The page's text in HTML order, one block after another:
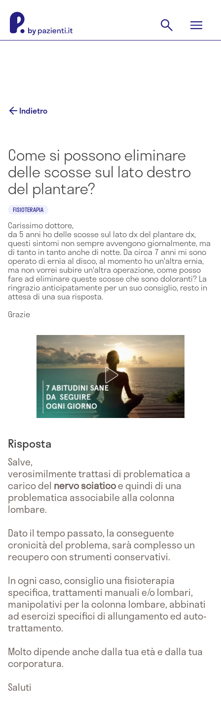
Indietro
Come si possono eliminare
delle scosse sul lato destro
del plantare?
FISIOTERAPIA
Carissimo dottore,
da 5 anni ho delle scosse sul lato dx del plantare dx,
questi sintomi non sempre avvengono giornalmente, ma
di tanto in tanto anche di notte. Da circa 7 anni mi sono
operato di ernia al disco, al momento ho un'altra ernia,
ma non vorrei subire un'altra operazione, come posso
fare ad eliminare queste scosse che sono doloranti? La
ringrazio anticipatamente per un suo consiglio, resto in
attesa di una sua risposta.
Grazie
Risposta
Salve,
verosimilmente trattasi di problematica a
carico del nervo sciaticoe quindi di una
problematica associabile alla colonna
lombare.
Dato il tempo passato, la conseguente
cronicità del problema, sarà complesso un
recupero con strumenti conservativi.
In ogni caso, consiglio una fisioterapia
specifica, trattamenti manuali e/o lombari,
manipolativi per la colonna lombare, abbinati
ad esercizi specifici di allungamento ed auto-
trattamento.
Molto dipende anche dalla tua età e dalla tua
corporatura.
Saluti